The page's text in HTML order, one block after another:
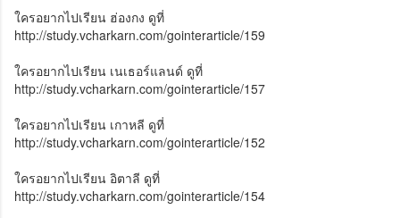
ใครอยากไปเรียน ฮ่องกง ดูที่
http://study.vcharkarn.com/gointerarticle/159
ใครอยากไปเรียน เนเธอร์แลนด์ ดูที่
http://study.vcharkarn.com/gointerarticle/157
ใครอยากไปเรียน เกาหลี ดูที่
http://study.vcharkarn.com/gointerarticle/152
ใครอยากไปเรียน อิตาลี ดูที่
http://study.vcharkarn.com/gointerarticle/154